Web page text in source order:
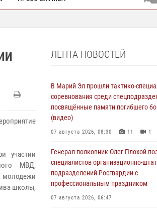
участии
МВД,
школы,
ЛЕНТА НОВОСТЕЙ
В Марий Эл прошли тактико-
соревнования среди
посвящённые памяти погибшего
(видео)
07 августа 2026, 08:30 11 1
Генерал-полковник Олег Плохой
специалистов организационно-
подразделений Росгвардии с
профессиональным праздником
07 августа 2026, 06:47